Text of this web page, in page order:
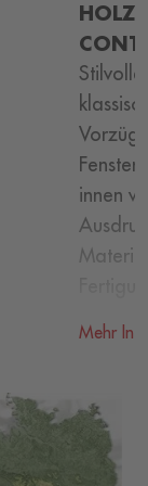
innen
in 68,
-
Mehr